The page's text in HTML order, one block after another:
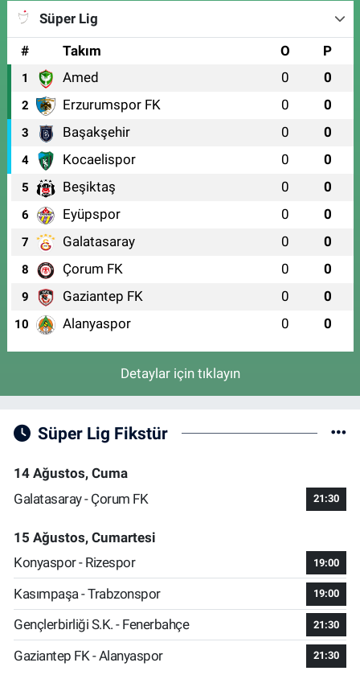
Süper Lig
#
Takım O P
1 Amed 0 0
2 Erzurumspor FK 0 0
3 Başakşehir 0 0
4 Kocaelispor 0 0
5 Beşiktaş 0 0
6 Eyüpspor 0 0
7 Galatasaray 0 0
8 Çorum FK 0 0
9 Gaziantep FK 0 0
10 Alanyaspor 0 0
Detaylar için tıklayın
Süper Lig Fikstür
14 Ağustos, Cuma
Galatasaray - Çorum FK
21:30
15 Ağustos, Cumartesi
Konyaspor - Rizespor
19:00
Kasımpaşa - Trabzonspor 19:00
Gençlerbirliği S.K. - Fenerbahçe 21:30
Gaziantep FK - Alanyaspor 21:30